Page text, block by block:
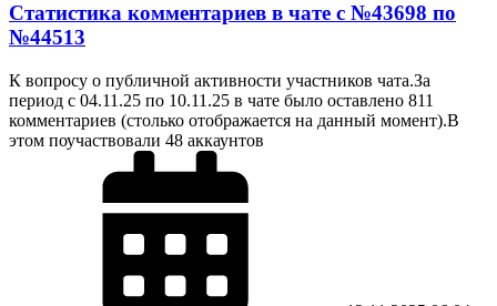
Статистика комментариев в чате с №43698 по
№44513
К вопросу о публичной активности участников чата.За
период с 04.11.25 по 10.11.25 в чате было оставлено 811
комментариев (столько отображается на данный момент).В
этом поучаствовали 48 аккаунтов